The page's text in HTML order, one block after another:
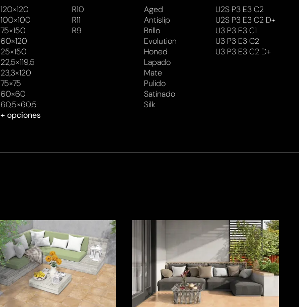
120×120
100×100
75×150
60×120
25×150
22,5×119,5
23,3×120
75×75
60×60
60,5×60,5
+ opciones
R10
R11
R9
Aged
Antislip
Brillo
Evolution
Honed
Lapado
Mate
Pulido
Satinado
Silk
U2S P3 E3 C2
U2S P3 E3 C2 D+
U3 P3 E3 C1
U3 P3 E3 C2
U3 P3 E3 C2 D+